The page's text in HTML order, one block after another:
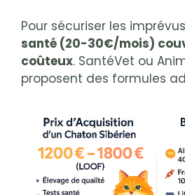
Pour sécuriser les
santé (20-30€/mois)
coûteux. SantéVet ou
proposent des formules